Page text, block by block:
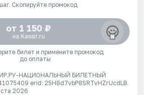
Скопируйте промокод
от 1 150 ₽
на Kassir.ru
билет и примените промокод
до оплаты
НАЦИОНАЛЬНЫЙ БИЛЕТНЫЙ
erid: 25H8d7vbP8SRTvHZrUcdLB.
2026